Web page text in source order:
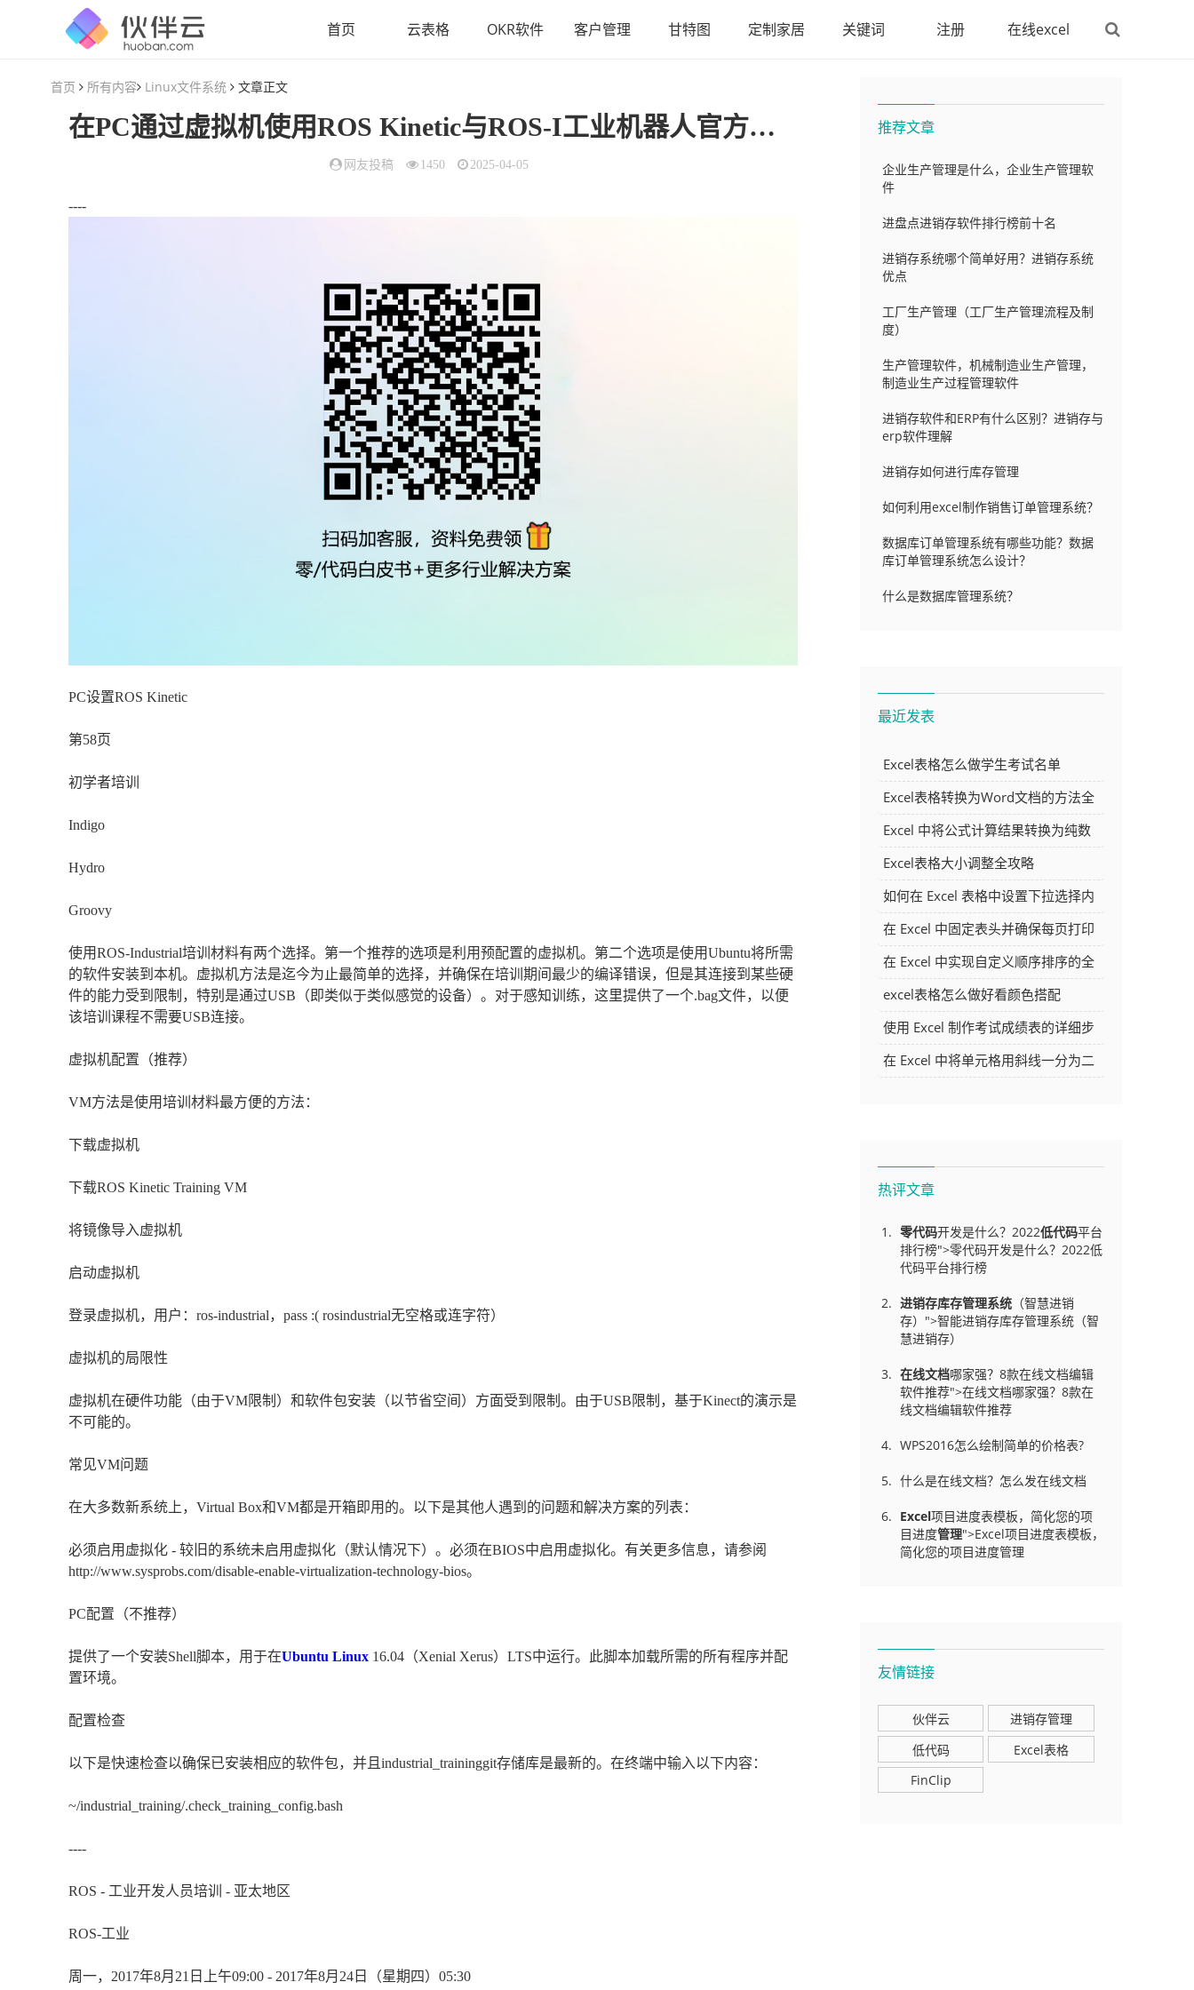
首页 云表格 OKR软件 客户管理 甘特图 定制家居 关键词 注册 在线excel
首页 所有内容 Linux文件系统 文章正文
在PC通过虚拟机使用ROS Kinetic与ROS-I工业机器人官方培训资料汇总
网友投稿 1450 2025-04-05
----
PC设置ROS Kinetic
第58页
初学者培训
Indigo
Hydro
Groovy
使用ROS-Industrial培训材料有两个选择。第一个推荐的选项是利用预配置的虚拟机。第二个选项是使用Ubuntu将所需
的软件安装到本机。虚拟机方法是迄今为止最简单的选择，并确保在培训期间最少的编译错误，但是其连接到某些硬
件的能力受到限制，特别是通过USB（即类似于类似感觉的设备）。对于感知训练，这里提供了一个.bag文件，以便
该培训课程不需要USB连接。
虚拟机配置（推荐）
VM方法是使用培训材料最方便的方法：
下载虚拟机
下载ROS Kinetic Training VM
将镜像导入虚拟机
启动虚拟机
登录虚拟机，用户：ros-industrial，pass :( rosindustrial无空格或连字符）
虚拟机的局限性
虚拟机在硬件功能（由于VM限制）和软件包安装（以节省空间）方面受到限制。由于USB限制，基于Kinect的演示是
不可能的。
常见VM问题
在大多数新系统上，Virtual Box和VM都是开箱即用的。以下是其他人遇到的问题和解决方案的列表：
必须启用虚拟化 - 较旧的系统未启用虚拟化（默认情况下）。必须在BIOS中启用虚拟化。有关更多信息，请参阅
http://www.sysprobs.com/disable-enable-virtualization-technology-bios。
PC配置（不推荐）
提供了一个安装Shell脚本，用于在Ubuntu Linux 16.04（Xenial Xerus）LTS中运行。此脚本加载所需的所有程序并配
置环境。
配置检查
以下是快速检查以确保已安装相应的软件包，并且industrial_traininggit存储库是最新的。在终端中输入以下内容：
~/industrial_training/.check_training_config.bash
----
ROS - 工业开发人员培训 - 亚太地区
ROS-工业
周一，2017年8月21日上午09:00 - 2017年8月24日（星期四）05:30
推荐文章
企业生产管理是什么，企业生产管理软
件
进盘点进销存软件排行榜前十名
进销存系统哪个简单好用？进销存系统
优点
工厂生产管理（工厂生产管理流程及制
度）
生产管理软件，机械制造业生产管理，
制造业生产过程管理软件
进销存软件和ERP有什么区别？进销存与
erp软件理解
进销存如何进行库存管理
如何利用excel制作销售订单管理系统？
数据库订单管理系统有哪些功能？数据
库订单管理系统怎么设计？
什么是数据库管理系统？
最近发表
Excel表格怎么做学生考试名单
Excel表格转换为Word文档的方法全
解析
Excel 中将公式计算结果转换为纯数
字的多种方法
Excel表格大小调整全攻略
如何在 Excel 表格中设置下拉选择内
容
在 Excel 中固定表头并确保每页打印
时都显示表头的方法详解
在 Excel 中实现自定义顺序排序的全
面指南
excel表格怎么做好看颜色搭配
使用 Excel 制作考试成绩表的详细步
骤及技巧
在 Excel 中将单元格用斜线一分为二
热评文章
零代码开发是什么？2022低代码平台
排行榜">零代码开发是什么？2022低
代码平台排行榜
进销存库存管理系统 （智慧进销
存）">智能进销存库存管理系统（智
慧进销存）
在线文档哪家强？8款在线文档编辑
软件推荐">在线文档哪家强？8款在
线文档编辑软件推荐
WPS2016怎么绘制简单的价格表?
什么是在线文档？怎么发在线文档
Excel项目进度表模板，简化您的项
目进度管理">Excel项目进度表模板，
简化您的项目进度管理
友情链接
伙伴云
进销存管理
低代码
Excel表格
FinClip